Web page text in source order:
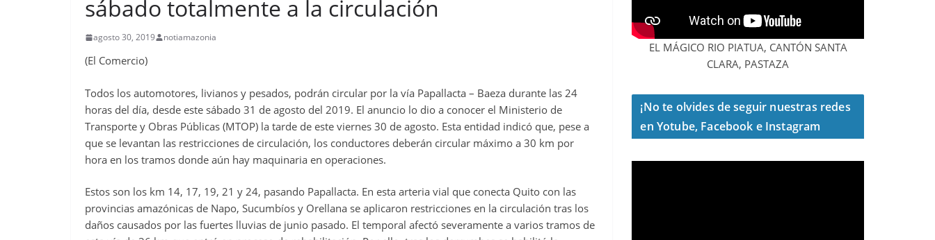
sábado totalmente a la circulación
agosto 30, 2019 notiamazonia
(El Comercio)
Todos los automotores, livianos y pesados, podrán circular por la vía Papallacta – Baeza durante las 24
horas del día, desde este sábado 31 de agosto del 2019. El anuncio lo dio a conocer el Ministerio de
Transporte y Obras Públicas (MTOP) la tarde de este viernes 30 de agosto. Esta entidad indicó que, pese a
que se levantan las restricciones de circulación, los conductores deberán circular máximo a 30 km por
hora en los tramos donde aún hay maquinaria en operaciones.
Estos son los km 14, 17, 19, 21 y 24, pasando Papallacta. En esta arteria vial que conecta Quito con las
provincias amazónicas de Napo, Sucumbíos y Orellana se aplicaron restricciones en la circulación tras los
daños causados por las fuertes lluvias de junio pasado. El temporal afectó severamente a varios tramos de
EL MÁGICO RIO PIATUA, CANTÓN SANTA
CLARA, PASTAZA
¡No te olvides de seguir nuestras redes
en Yotube, Facebook e Instagram